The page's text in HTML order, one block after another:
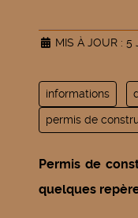
MIS À JOUR : 5
informations
permis de
Permis de
quelques